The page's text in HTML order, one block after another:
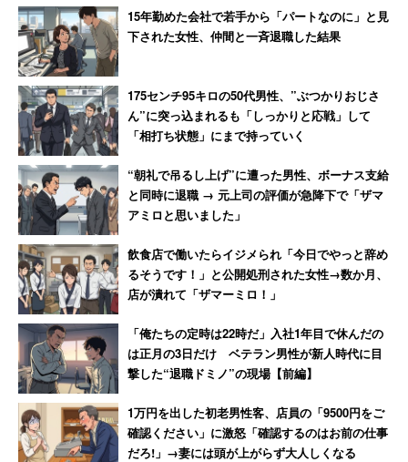
ある。その悪魔が、いくらエルメスのパイロットと精神的
に感応したといっても、他のジオンの人たちはピンとこな
いだろう。まして連邦の白い悪魔に撃たれた者の父母の果
たして何割が、アムロを許すのか。
アムロとララァの２人は最終的に相互理解をしたが、その
理解は一年戦争をどうこうするレベルには至らなかった。
ララァも「あなたの来るのが遅すぎたのよ」と言っていた
けど、もう少し早い段階でアムロとララァが出会ってさえ
いれば、殺し合いの渦中で理解し合うという最悪の事態は
防げたのかもしれないし、戦争の行方も変わっていたのか
もしれない。
は醜女が活躍しているぞ！
独身・子なしなのに「私おばあ
ちゃんに見えたの？」
15年勤めた会社で若手から「パートなのに」と見
下された女性、仲間と一斉退職した結果
175センチ95キロの50代男性、”ぶつかりおじさ
ん”に突っ込まれるも「しっかりと応戦」して
「相打ち状態」にまで持っていく
“朝礼で吊るし上げ”に遭った男性、ボーナス支給
と同時に退職 → 元上司の評価が急降下で「ザマ
アミロと思いました」
飲食店で働いたらイジメられ「今日でやっと辞め
るそうです！」と公開処刑された女性→数か月、
店が潰れて「ザマーミロ！」
「俺たちの定時は22時だ」入社1年目で休んだの
は正月の3日だけ ベテラン男性が新人時代に目
撃した“退職ドミノ”の現場【前編】
1万円を出した初老男性客、店員の「9500円をご
確認ください」に激怒「確認するのはお前の仕事
だろ!」→妻には頭が上がらず大人しくなる